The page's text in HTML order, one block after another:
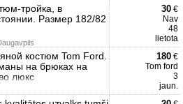
тройка, в
Размер 182/82
30 €
Nav
48
lietota
костюм Tom Ford.
на брюках на
люкс
180 €
Tom ford
3
jaun.